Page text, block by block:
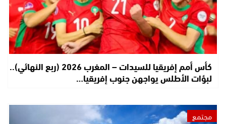
كأس أمم إفريقيا للسيدات – المغرب 2026 (ربع النهائي)..
لبؤات الأطلس يواجهن جنوب إفريقيا…
مجتمع